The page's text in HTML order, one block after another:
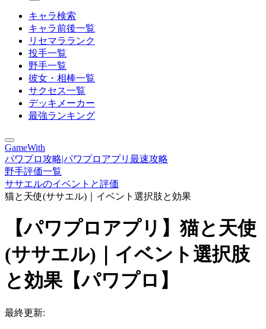
キャラ検索
キャラ前後一覧
リセマラランク
投手一覧
野手一覧
彼女・相棒一覧
サクセス一覧
デッキメーカー
最強ランキング
GameWith
パワプロ攻略|パワプロアプリ最速攻略
野手評価一覧
ササエルのイベントと評価
猫と天使(ササエル)｜イベント選択肢と効果
【パワプロアプリ】猫と天使
(ササエル)｜イベント選択肢
と効果【パワプロ】
最終更新: